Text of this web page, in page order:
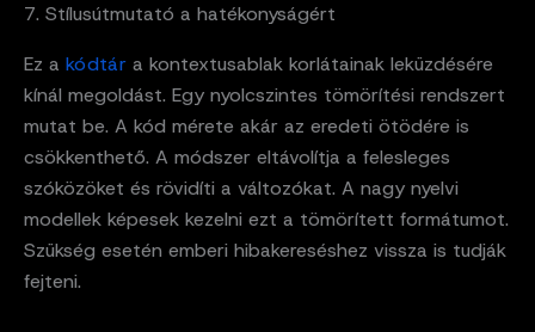
7. Stílusútmutató a hatékonyságért
Ez a kódtára kontextusablak korlátainak leküzdésére
kínál megoldást. Egy nyolcszintes tömörítési rendszert
mutat be. A kód mérete akár az eredeti ötödére is
csökkenthető. A módszer eltávolítja a felesleges
szóközöket és rövidíti a változókat. A nagy nyelvi
modellek képesek kezelni ezt a tömörített formátumot.
Szükség esetén emberi hibakereséshez vissza is tudják
fejteni.